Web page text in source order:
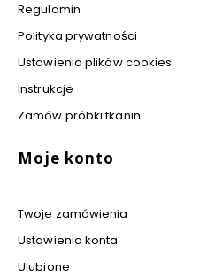
Regulamin
Polityka prywatności
Ustawienia plików cookies
Instrukcje
Zamów próbki tkanin
Moje konto
Twoje zamówienia
Ustawienia konta
Ulubione